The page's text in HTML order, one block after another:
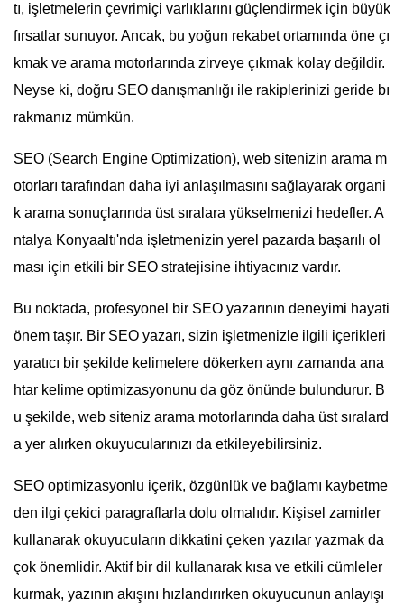
tı, işletmelerin çevrimiçi varlıklarını güçlendirmek için büyük
fırsatlar sunuyor. Ancak, bu yoğun rekabet ortamında öne çı
kmak ve arama motorlarında zirveye çıkmak kolay değildir.
Neyse ki, doğru SEO danışmanlığı ile rakiplerinizi geride bı
rakmanız mümkün.
SEO (Search Engine Optimization), web sitenizin arama m
otorları tarafından daha iyi anlaşılmasını sağlayarak organi
k arama sonuçlarında üst sıralara yükselmenizi hedefler. A
ntalya Konyaaltı'nda işletmenizin yerel pazarda başarılı ol
ması için etkili bir SEO stratejisine ihtiyacınız vardır.
Bu noktada, profesyonel bir SEO yazarının deneyimi hayati
önem taşır. Bir SEO yazarı, sizin işletmenizle ilgili içerikleri
yaratıcı bir şekilde kelimelere dökerken aynı zamanda ana
htar kelime optimizasyonunu da göz önünde bulundurur. B
u şekilde, web siteniz arama motorlarında daha üst sıralard
a yer alırken okuyucularınızı da etkileyebilirsiniz.
SEO optimizasyonlu içerik, özgünlük ve bağlamı kaybetme
den ilgi çekici paragraflarla dolu olmalıdır. Kişisel zamirler
kullanarak okuyucuların dikkatini çeken yazılar yazmak da
çok önemlidir. Aktif bir dil kullanarak kısa ve etkili cümleler
kurmak, yazının akışını hızlandırırken okuyucunun anlayışı